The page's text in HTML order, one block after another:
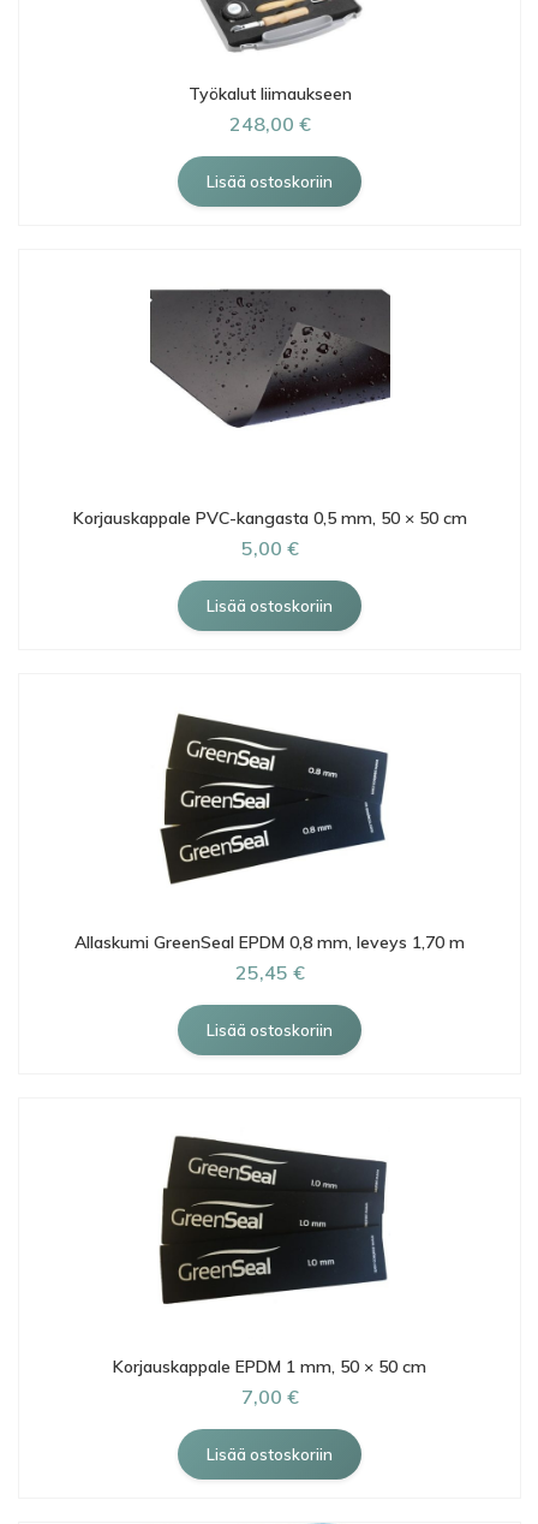
Työkalut liimaukseen
248,00 €
Korjauskappale PVC-kangasta 0,5 mm, 50 × 50 cm
5,00 €
Allaskumi GreenSeal EPDM 0,8 mm, leveys 1,70 m
25,45 €
Korjauskappale EPDM 1 mm, 50 × 50 cm
7,00 €